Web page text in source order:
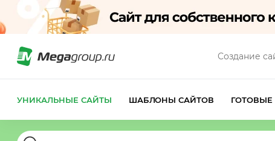
Создание
УНИКАЛЬНЫЕ САЙТЫ ШАБЛОНЫ САЙТОВ ГОТОВЫЕ